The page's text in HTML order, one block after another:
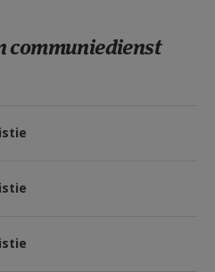
communiedienst